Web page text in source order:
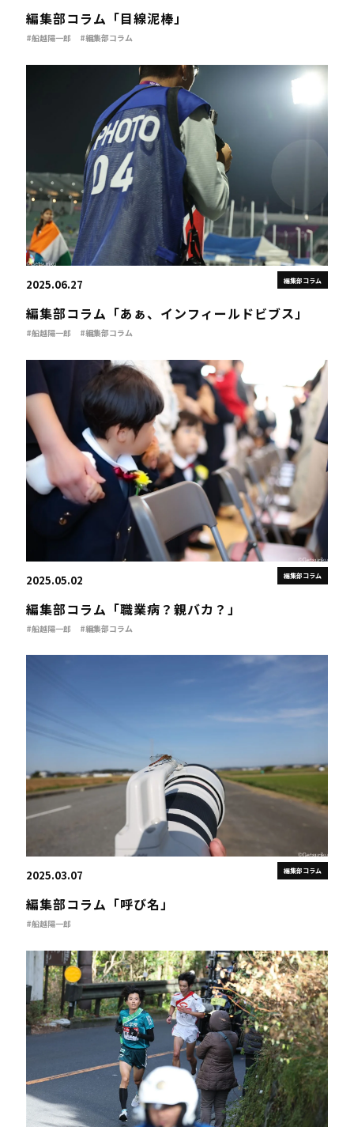
編集部コラム「目線泥棒」
#船越陽一郎 #編集部コラム
編集部コラム
2025.06.27
編集部コラム「あぁ、インフィールドビブス」
#船越陽一郎 #編集部コラム
編集部コラム
2025.05.02
編集部コラム「職業病？親バカ？」
#船越陽一郎 #編集部コラム
編集部コラム
2025.03.07
編集部コラム「呼び名」
#船越陽一郎